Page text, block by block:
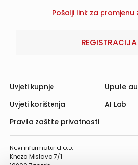
REGISTRACIJA
Novi informator d.o.o.
Kneza Mislava 7/1
Uvjeti kupnje
Uvjeti korištenja
Pravila zaštite privatnosti
Upute
AI Lab